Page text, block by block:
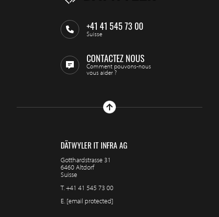
+41 41 545 73 00
Suisse
CONTACTEZ NOUS
Comment pouvons-nous
vous aider ?
DÄTWYLER IT INFRA AG
Gotthardstrasse 31
6460 Altdorf
Suisse
T.+41 41 545 73 00
E. [email protected]